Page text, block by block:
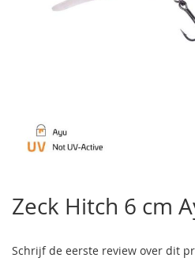
het
begin
de
Zeck Hitch 6 cm
Schrijf de eerste review over dit